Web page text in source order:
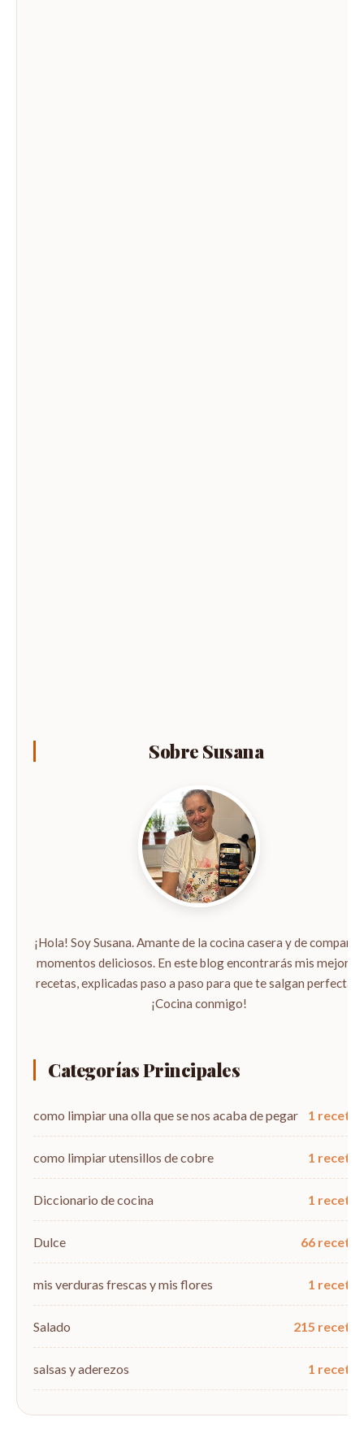
Sobre Susana
¡Hola! Soy Susana. Amante de la cocina casera y de compartir
momentos deliciosos. En este blog encontrarás mis mejores
recetas, explicadas paso a paso para que te salgan perfectas.
¡Cocina conmigo!
Categorías Principales
como limpiar una olla que se nos acaba de pegar 1 recetas
como limpiar utensillos de cobre 1 recetas
Diccionario de cocina 1 recetas
Dulce 66 recetas
mis verduras frescas y mis flores 1 recetas
Salado 215 recetas
salsas y aderezos 1 recetas